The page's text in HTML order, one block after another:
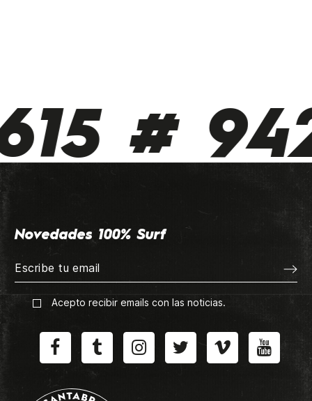
#
Novedades 100% Surf
Acepto recibir emails con las noticias.